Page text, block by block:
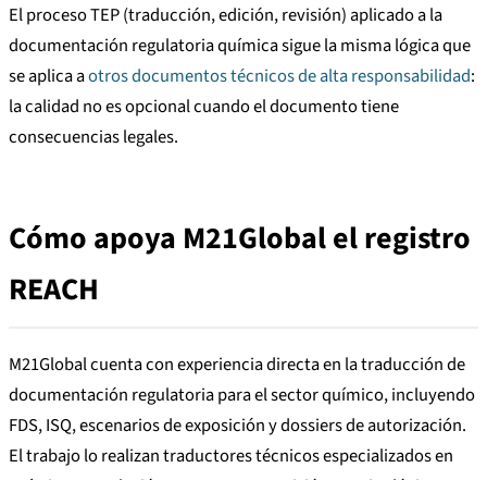
El proceso TEP (traducción, edición, revisión) aplicado a la
documentación regulatoria química sigue la misma lógica que
se aplica aotros documentos técnicos de alta responsabilidad:
la calidad no es opcional cuando el documento tiene
consecuencias legales.
Cómo apoya M21Global el registro
REACH
M21Global cuenta con experiencia directa en la traducción de
documentación regulatoria para el sector químico, incluyendo
FDS, ISQ, escenarios de exposición y dossiers de autorización.
El trabajo lo realizan traductores técnicos especializados en